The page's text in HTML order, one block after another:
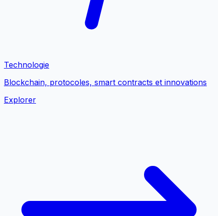
Technologie
Blockchain, protocoles, smart contracts et innovations
Explorer